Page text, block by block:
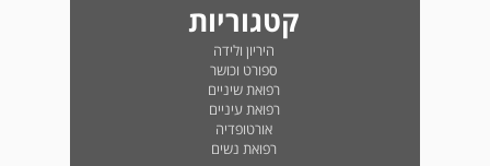
קטגוריות
היריון ולידה
ספורט וכושר
רפואת שיניים
רפואת עיניים
אורטופדיה
רפואת נשים